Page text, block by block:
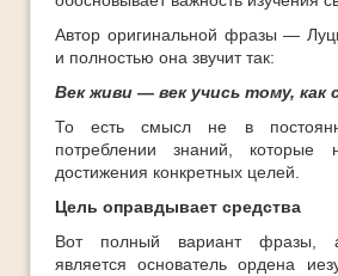
Автор оригинальной фразы —
и полностью она звучит так:
Век живи — век учись тому, как
То есть смысл не в
потреблении знаний,
достижения конкретных целей.
Цель оправдывает средства
Вот полный вариант фразы,
является основатель ордена